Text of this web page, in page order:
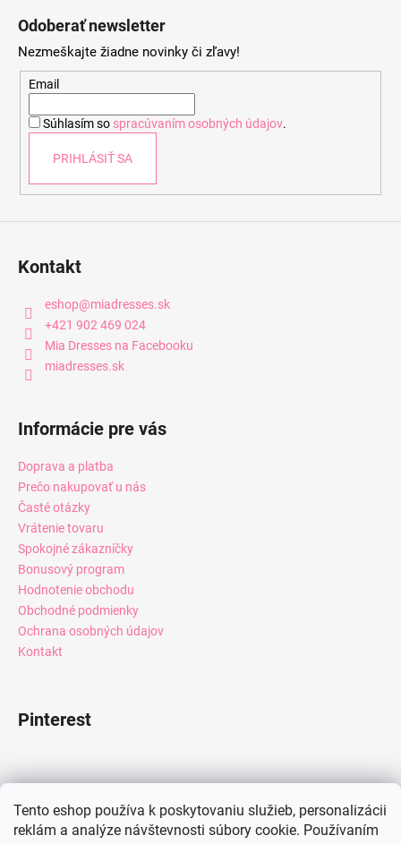
Tento eshop používa k poskytovaniu služieb, personalizácii
reklám a analýze návštevnosti súbory cookie. Používaním
Odoberať newsletter
Nezmeškajte žiadne novinky či zľavy!
Email
Súhlasím so spracúvaním osobných údajov.
PRIHLÁSIŤ SA
Kontakt
eshop@miadresses.sk
+421 902 469 024
Mia Dresses na Facebooku
miadresses.sk
Informácie pre vás
Doprava a platba
Prečo nakupovať u nás
Časté otázky
Vrátenie tovaru
Spokojné zákazníčky
Bonusový program
Hodnotenie obchodu
Obchodné podmienky
Ochrana osobných údajov
Kontakt
Pinterest